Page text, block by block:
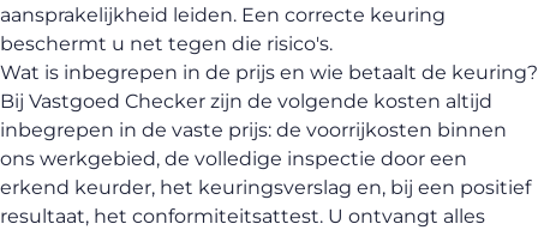
aansprakelijkheid leiden. Een correcte keuring
beschermt u net tegen die risico's.
Wat is inbegrepen in de prijs en wie betaalt de keuring?
Bij Vastgoed Checker zijn de volgende kosten altijd
inbegrepen in de vaste prijs: de voorrijkosten binnen
ons werkgebied, de volledige inspectie door een
erkend keurder, het keuringsverslag en, bij een positief
resultaat, het conformiteitsattest. U ontvangt alles